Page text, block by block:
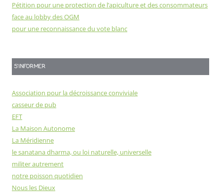
Pétition pour une protection de l’apiculture et des consommateurs
face au lobby des OGM
pour une reconnaissance du vote blanc
S'INFORMER
Association pour la décroissance conviviale
casseur de pub
EFT
La Maison Autonome
La Méridienne
le sanatana dharma, ou loi naturelle, universelle
militer autrement
notre poisson quotidien
Nous les Dieux